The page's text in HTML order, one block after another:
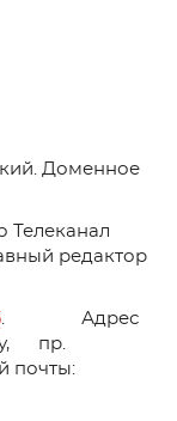
Доменное
Телеканал
редактор
. Адрес
пр.
почты: